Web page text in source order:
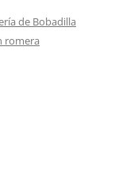
de Bobadilla
romera